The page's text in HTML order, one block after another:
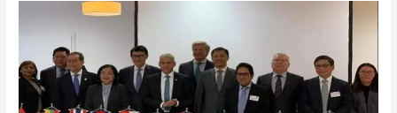
রাষ্ট্রদূত
মো.
মোশাররফ